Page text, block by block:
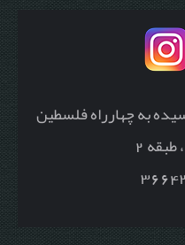
به چهارراه فلسطین
2